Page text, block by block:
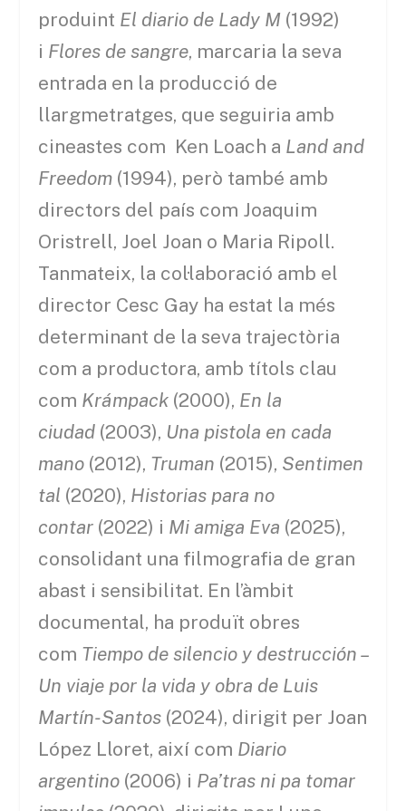
produint El diario de Lady M (1992)
i Flores de sangre, marcaria la seva
entrada en la producció de
llargmetratges, que seguiria amb
cineastes com Ken Loach a Land and
Freedom (1994), però també amb
directors del país com Joaquim
Oristrell, Joel Joan o Maria Ripoll.
Tanmateix, la col·laboració amb el
director Cesc Gay ha estat la més
determinant de la seva trajectòria
com a productora, amb títols clau
com Krámpack (2000), En la
ciudad (2003), Una pistola en cada
mano (2012), Truman (2015), Sentimen
tal (2020), Historias para no
contar (2022) i Mi amiga Eva (2025),
consolidant una filmografia de gran
abast i sensibilitat. En l’àmbit
documental, ha produït obres
com Tiempo de silencio y destrucción –
Un viaje por la vida y obra de Luis
Martín-Santos (2024), dirigit per Joan
López Lloret, així com Diario
argentino (2006) i Pa’tras ni pa tomar